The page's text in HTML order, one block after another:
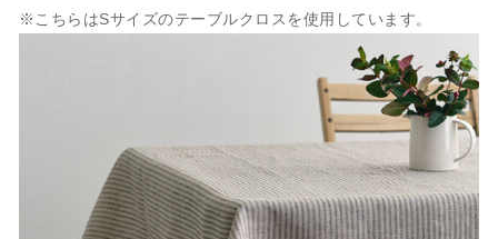
※こちらはSサイズのテーブルクロスを使用しています。